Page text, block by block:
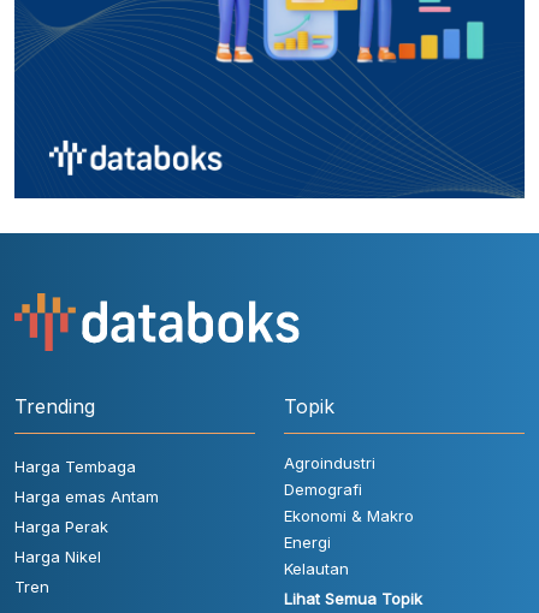
Trending
Harga Tembaga
Harga emas Antam
Harga Perak
Harga Nikel
Tren
Topik
Agroindustri
Demografi
Ekonomi & Makro
Energi
Kelautan
Lihat Semua Topik